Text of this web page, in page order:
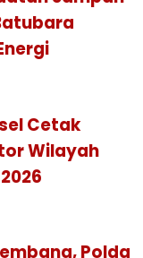
Cetak
Wilayah
Polda